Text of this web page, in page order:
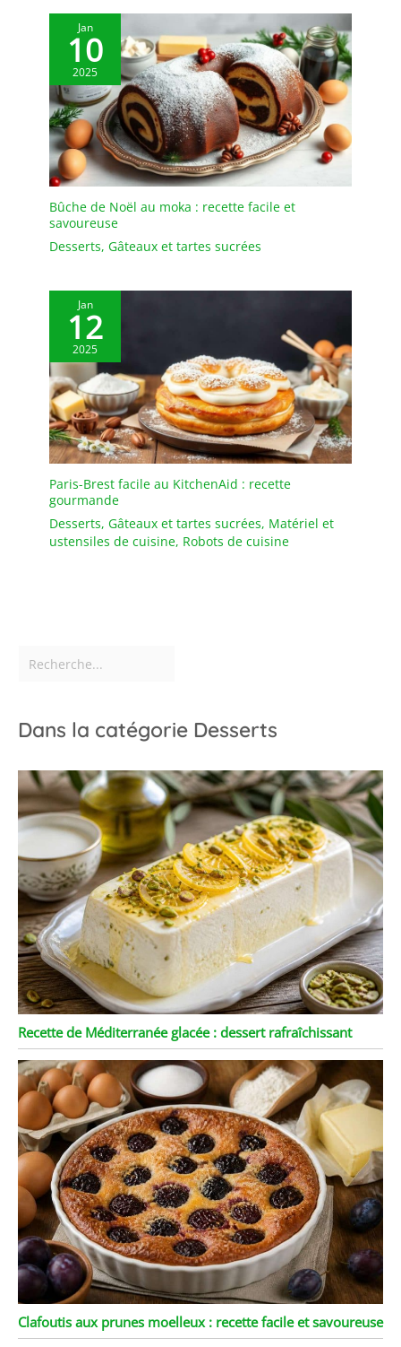
tarte complète le couteau
à bord dentelé pour
couper les desserts
moelleux, tartes,
génoises ou parts de
pizza. Les poignées
droites offrent une prise
stable pendant le service
et la présentation.
【Acier Inoxydable】：La
pelle a tarte inox et le
conçus pour un usage en
vaisselle, puis sécher
avant rangement.
Jan
10
2025
Bûche de Noël au moka : recette facile et
savoureuse
Desserts, Gâteaux et tartes sucrées
Jan
12
2025
Paris-Brest facile au KitchenAid : recette
gourmande
Desserts, Gâteaux et tartes sucrées, Matériel et
ustensiles de cuisine, Robots de cuisine
Dans la catégorie Desserts
Recette de Méditerranée glacée : dessert rafraîchissant
Clafoutis aux prunes moelleux : recette facile et savoureuse